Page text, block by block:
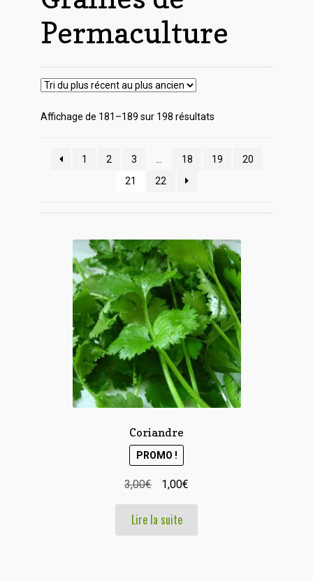
Permaculture
Affichage de 181–189 sur 198 résultatsTrié
récent
1 2 3 18 19
20
21
22
Coriandre
PROMO !
3,00€
Le
prix
initial
était :
1,00€Le
prix
est :
Lire la suite